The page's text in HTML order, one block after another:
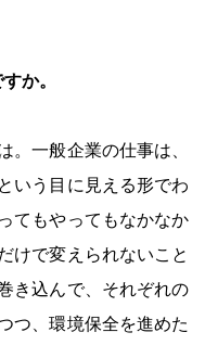
か。
。一般企業の仕事は、
いう目に見える形でわ
てもやってもなかなか
けで変えられないこと
き込んで、それぞれの
つ、環境保全を進めた